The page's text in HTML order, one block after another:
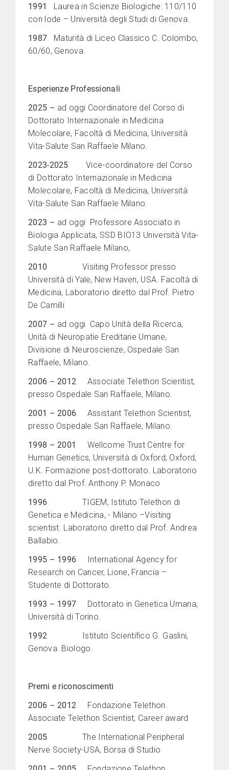
1991 Laurea in Scienze Biologiche: 110/110
con lode – Università degli Studi di Genova.
1987 Maturità di Liceo Classico C. Colombo,
60/60, Genova.
Esperienze Professionali
2025 – ad oggi Coordinatore del Corso di
Dottorato Internazionale in Medicina
Molecolare, Facoltà di Medicina, Università
Vita-Salute San Raffaele Milano.
2023-2025Vice-coordinatore del Corso
di Dottorato Internazionale in Medicina
Molecolare, Facoltà di Medicina, Università
Vita-Salute San Raffaele Milano.
2023 – ad oggi Professore Associato in
Biologia Applicata, SSD BIO13 Università Vita-
Salute San Raffaele Milano,
2010 Visiting Professor presso
Università di Yale, New Haven, USA. Facoltà di
Medicina, Laboratorio diretto dal Prof. Pietro
De Camilli
2007 – ad oggi Capo Unità della Ricerca,
Unità di Neuropatie Ereditarie Umane,
Divisione di Neuroscienze, Ospedale San
Raffaele, Milano.
2006 – 2012 Associate Telethon Scientist,
presso Ospedale San Raffaele, Milano.
2001 – 2006 Assistant Telethon Scientist,
presso Ospedale San Raffaele, Milano.
1998 – 2001
Wellcome Trust Centre for
Human Genetics, Università di Oxford, Oxford,
U.K. Formazione post-dottorato. Laboratorio
diretto dal Prof. Anthony P. Monaco
1996 TIGEM, Istituto Telethon di
Genetica e Medicina, - Milano –Visiting
scientist. Laboratorio diretto dal Prof. Andrea
Ballabio.
1995 – 1996
International Agency for
Research on Cancer, Lione, Francia –
Studente di Dottorato.
1993 – 1997 Dottorato in Genetica Umana,
Università di Torino.
1992 Istituto Scientifico G. Gaslini,
Genova. Biologo.
Premi e riconoscimenti
2006 – 2012 Fondazione Telethon.
Associate Telethon Scientist, Career award
2005 The International Peripheral
Nerve Society-USA, Borsa di Studio